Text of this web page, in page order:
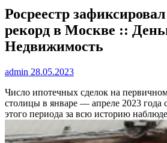
Росреестр
рекорд в Москве ::
Недвижимость
admin 28.05.2023
Число ипотечных сделок на
столицы в январе — апреле 2023 года
этого периода за всю историю